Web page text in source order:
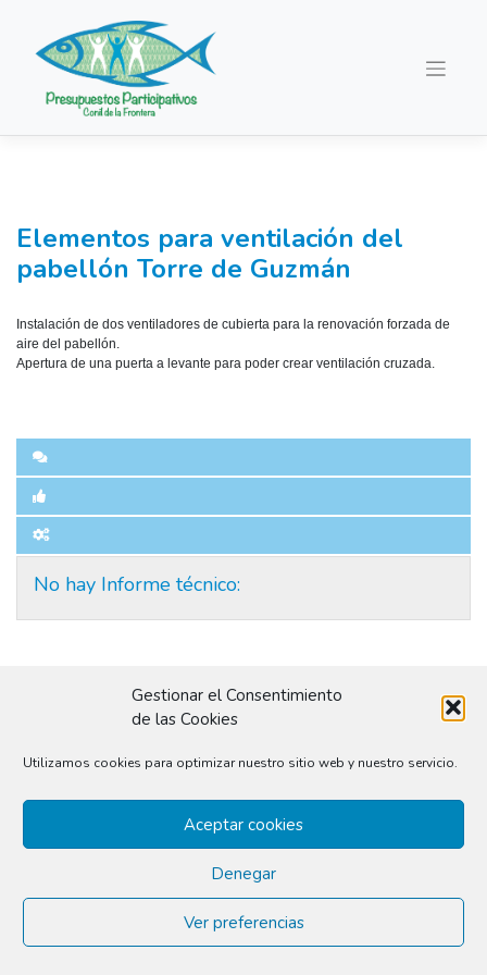
Gestionar el Consentimiento
de las Cookies
Utilizamos cookies para optimizar nuestro sitio web y nuestro servicio.
Aceptar cookies
Denegar
Ver preferencias
contenido
Elementos para ventilación del
pabellón Torre de Guzmán
Instalación de dos ventiladores de cubierta para la renovación forzada de
aire del pabellón.
Apertura de una puerta a levante para poder crear ventilación cruzada.
No hay Informe técnico:
Delibera City Thinking S.L.